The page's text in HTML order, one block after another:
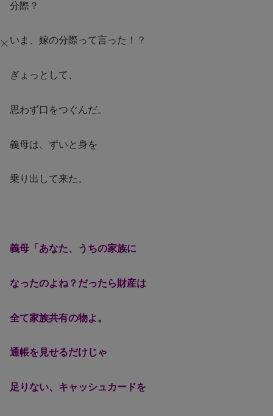
分際？
いま、嫁の分際って言った！？
ぎょっとして、
思わず口をつぐんだ。
義母は、ずいと身を
乗り出して来た。
義母「あなた、うちの家族に
なったのよね？だったら財産は
全て家族共有の物よ。
通帳を見せるだけじゃ
足りない、キャッシュカードを